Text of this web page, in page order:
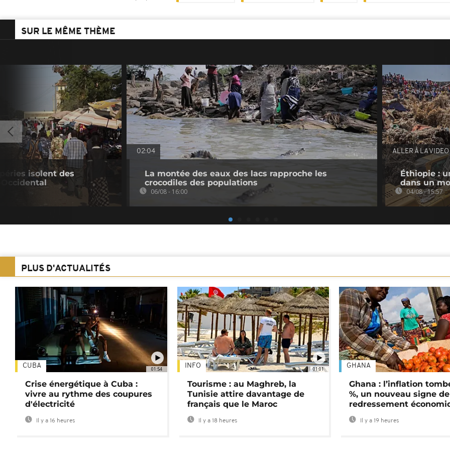
SUR LE MÊME THÈME
isolent des
02:04
La montée des eaux des lacs rapproche les
crocodiles des populations
06/08 - 16:00
ALLER À LA VIDEO
Éthiopie :
dans un
04/08 - 15:57
PLUS D'ACTUALITÉS
01:54
CUBA
Crise énergétique à Cuba :
vivre au rythme des coupures
d'électricité
Il y a 16 heures
01:01
INFO
Tourisme : au Maghreb, la
Tunisie attire davantage de
français que le Maroc
Il y a 18 heures
GHANA
Ghana : l’inflation
%, un nouveau signe de
redressement
Il y a 19 heures